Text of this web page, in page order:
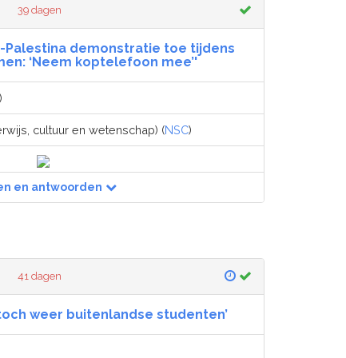
39 dagen
Palestina demonstratie toe tijdens
‘Neem koptelefoon mee’'
)
cultuur en wetenschap) (NSC)
en antwoorden
41 dagen
weer buitenlandse studenten’